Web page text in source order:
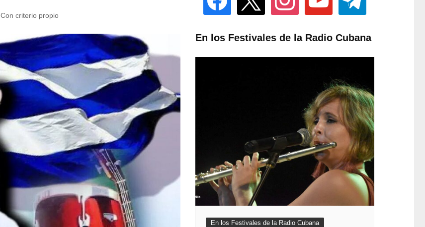
Con criterio propio
En los Festivales de la Radio Cubana
En los Festivales de la Radio Cubana